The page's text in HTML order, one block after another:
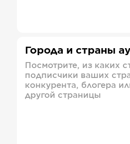
Города и страны
Посмотрите, из каких
подписчики ваших
конкурента, блогера
другой страницы